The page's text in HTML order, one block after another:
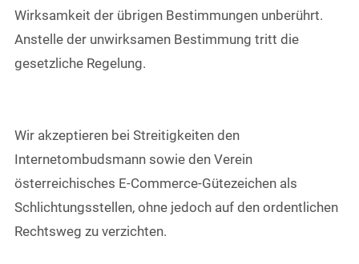
Wirksamkeit der übrigen Bestimmungen unberührt.
Anstelle der unwirksamen Bestimmung tritt die
gesetzliche Regelung.
Wir akzeptieren bei Streitigkeiten den
Internetombudsmann sowie den Verein
österreichisches E-Commerce-Gütezeichen als
Schlichtungsstellen, ohne jedoch auf den ordentlichen
Rechtsweg zu verzichten.